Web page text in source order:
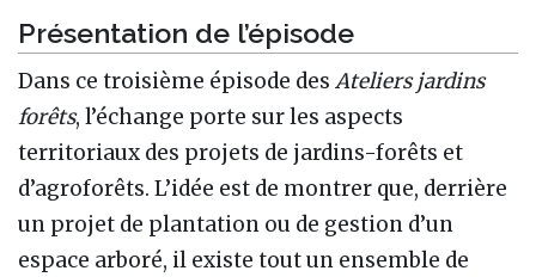
Présentation de l’épisode
Dans ce troisième épisode des Ateliers jardins
forêts, l’échange porte sur les aspects
territoriaux des projets de jardins-forêts et
d’agroforêts. L’idée est de montrer que, derrière
un projet de plantation ou de gestion d’un
espace arboré, il existe tout un ensemble de